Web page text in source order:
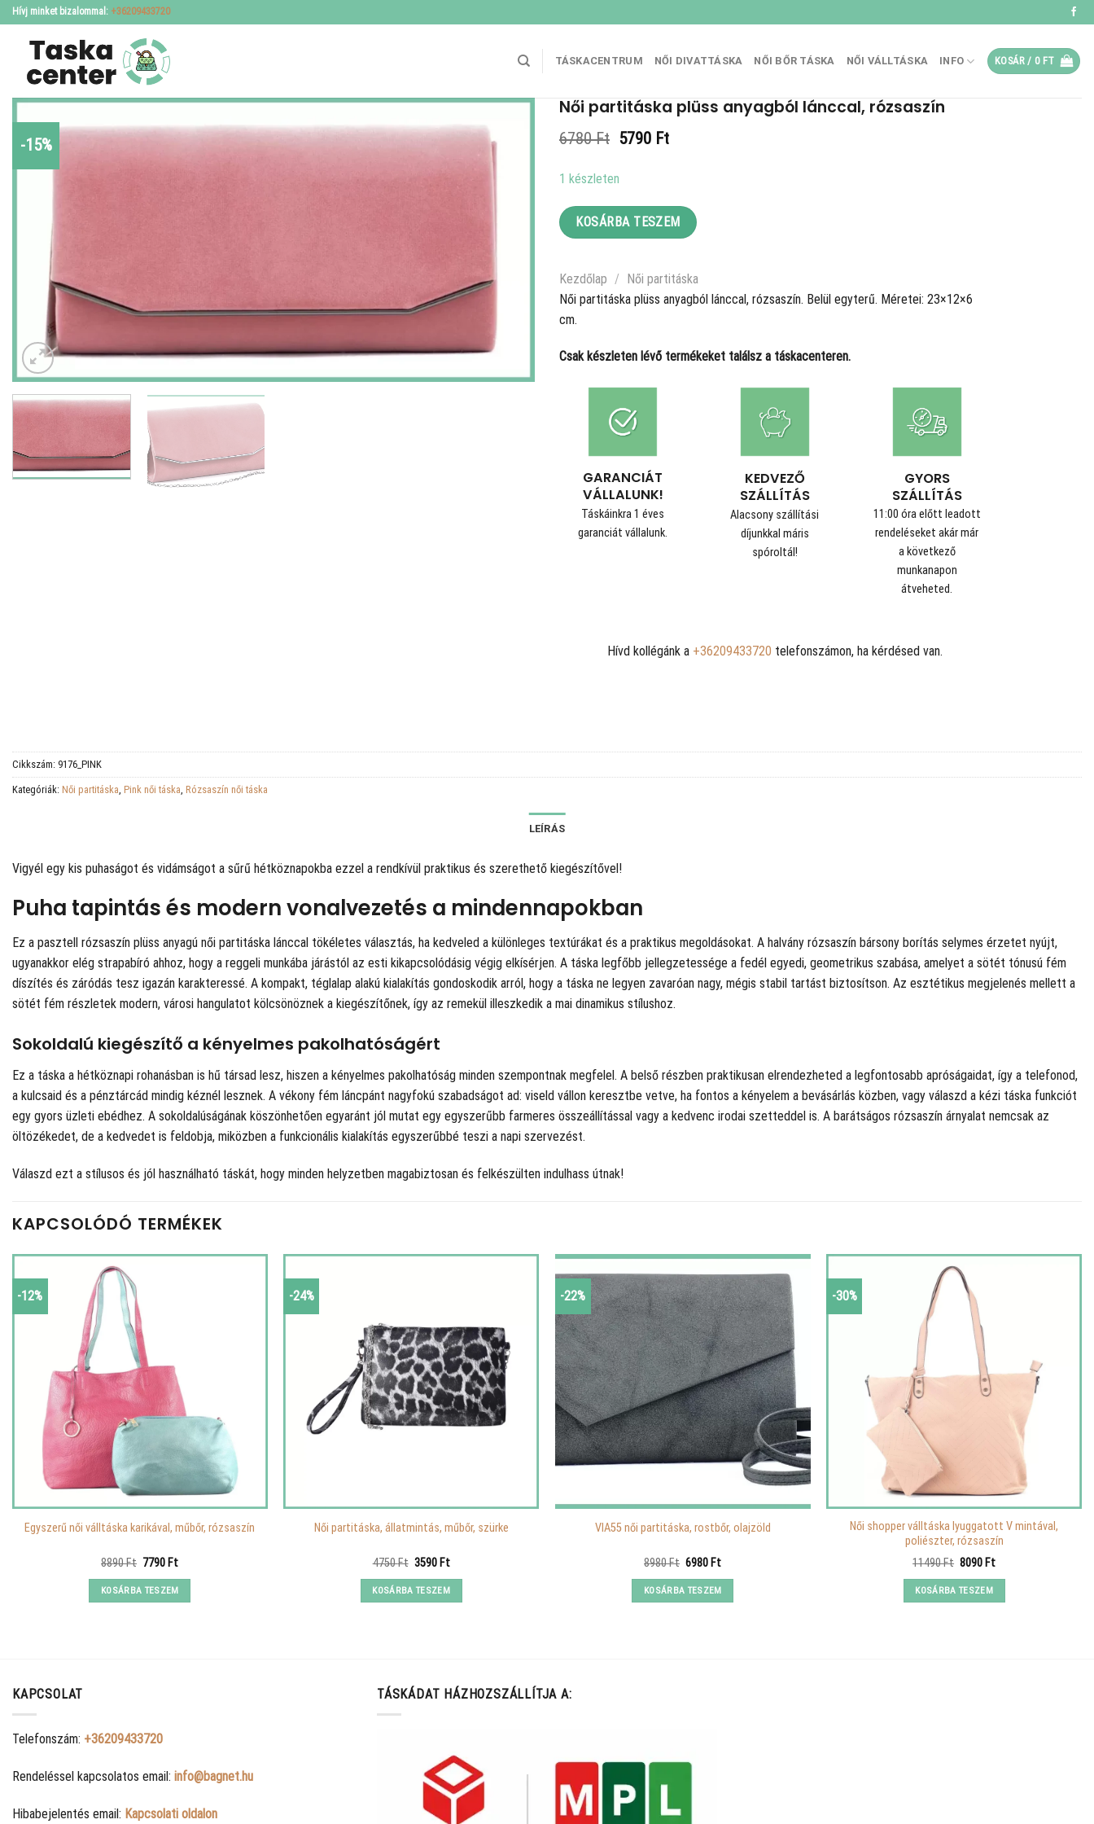
Skip
to
content
Hívj minket bizalommal: +36209433720
TÁSKACENTRUM NŐI DIVATTÁSKA NŐI BŐR TÁSKA NŐI VÁLLTÁSKA INFO KOSÁR / 0 FT
-15%
Női partitáska plüss anyagból lánccal, rózsaszín
6780Ft Original
6780 Ft.
5790 FtCurrent
1 készleten
KOSÁRBA TESZEM
Kezdőlap / Női partitáska
Női partitáska plüss anyagból lánccal, rózsaszín. Belül egyterű. Méretei: 23×12×6
cm.
Csak készleten lévő termékeket találsz a táskacenteren.
GARANCIÁT
VÁLLALUNK!
Táskáinkra 1 éves
garanciát vállalunk.
KEDVEZŐ
SZÁLLÍTÁS
Alacsony szállítási
díjunkkal máris
spóroltál!
GYORS
SZÁLLÍTÁS
11:00 óra előtt leadott
rendeléseket akár már
a következő
munkanapon
átveheted.
Hívd kollégánk a +36209433720 telefonszámon, ha kérdésed van.
Cikkszám: 9176_PINK
Kategóriák: Női partitáska Pink női táska Rózsaszín női táska
LEÍRÁS
Vigyél egy kis puhaságot és vidámságot a sűrű hétköznapokba ezzel a rendkívül praktikus és szerethető kiegészítővel!
Puha tapintás és modern vonalvezetés a mindennapokban
Ez a pasztell rózsaszín plüss anyagú női partitáska lánccal tökéletes választás, ha kedveled a különleges textúrákat és a praktikus megoldásokat. A halvány rózsaszín bársony borítás selymes érzetet nyújt,
ugyanakkor elég strapabíró ahhoz, hogy a reggeli munkába járástól az esti kikapcsolódásig végig elkísérjen. A táska legfőbb jellegzetessége a fedél egyedi, geometrikus szabása, amelyet a sötét tónusú fém
díszítés és záródás tesz igazán karakteressé. A kompakt, téglalap alakú kialakítás gondoskodik arról, hogy a táska ne legyen zavaróan nagy, mégis stabil tartást biztosítson. Az esztétikus megjelenés mellett a
sötét fém részletek modern, városi hangulatot kölcsönöznek a kiegészítőnek, így az remekül illeszkedik a mai dinamikus stílushoz.
Sokoldalú kiegészítő a kényelmes pakolhatóságért
Ez a táska a hétköznapi rohanásban is hű társad lesz, hiszen a kényelmes pakolhatóság minden szempontnak megfelel. A belső részben praktikusan elrendezheted a legfontosabb apróságaidat, így a telefonod,
a kulcsaid és a pénztárcád mindig kéznél lesznek. A vékony fém láncpánt nagyfokú szabadságot ad: viseld vállon keresztbe vetve, ha fontos a kényelem a bevásárlás közben, vagy válaszd a kézi táska funkciót
egy gyors üzleti ebédhez. A sokoldalúságának köszönhetően egyaránt jól mutat egy egyszerűbb farmeres összeállítással vagy a kedvenc irodai szetteddel is. A barátságos rózsaszín árnyalat nemcsak az
öltözékedet, de a kedvedet is feldobja, miközben a funkcionális kialakítás egyszerűbbé teszi a napi szervezést.
Válaszd ezt a stílusos és jól használható táskát, hogy minden helyzetben magabiztosan és felkészülten indulhass útnak!
KAPCSOLÓDÓ TERMÉKEK
-12%
Egyszerű női válltáska karikával, műbőr, rózsaszín
8890Ft Original
was:
8890 Ft.
7790 FtCurrent
is:
7790 Ft.
KOSÁRBA TESZEM
-24%
Női partitáska, állatmintás, műbőr, szürke
4750Ft Original
was:
4750 Ft.
3590 FtCurrent
is:
3590 Ft.
KOSÁRBA TESZEM
-22%
VIA55 női partitáska, rostbőr, olajzöld
8980Ft Original
was:
8980 Ft.
6980 FtCurrent
is:
6980 Ft.
KOSÁRBA TESZEM
-30%
Női shopper válltáska lyuggatott V mintával,
poliészter, rózsaszín
11490Ft Original
was:
11490 Ft.
8090 FtCurrent
KOSÁRBA TESZEM
KAPCSOLAT
Telefonszám: +36209433720
Rendeléssel kapcsolatos email: info@bagnet.hu
Hibabejelentés email: Kapcsolati oldalon
TÁSKÁDAT HÁZHOZSZÁLLÍTJA A: